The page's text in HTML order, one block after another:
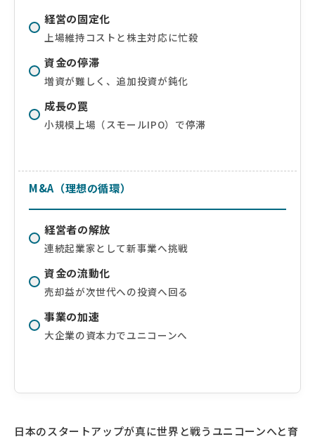
経営の固定化
上場維持コストと株主対応に忙殺
資金の停滞
増資が難しく、追加投資が鈍化
成長の罠
小規模上場（スモールIPO）で停滞
M&A（理想の循環）
経営者の解放
連続起業家として新事業へ挑戦
資金の流動化
売却益が次世代への投資へ回る
事業の加速
大企業の資本力でユニコーンへ
日本のスタートアップが真に世界と戦うユニコーンへと育